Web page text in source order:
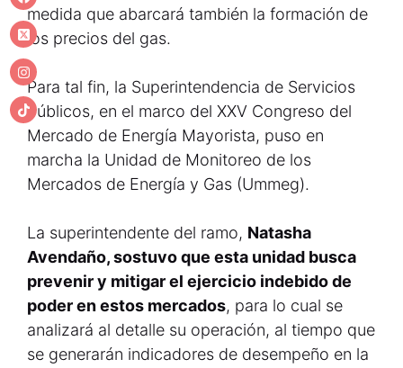
medida que abarcará también la formación de
los precios del gas.
Para tal fin, la Superintendencia de Servicios
Públicos, en el marco del XXV Congreso del
Mercado de Energía Mayorista, puso en
marcha la Unidad de Monitoreo de los
Mercados de Energía y Gas (Ummeg).
La superintendente del ramo, Natasha
Avendaño, sostuvo que esta unidad busca
prevenir y mitigar el ejercicio indebido de
poder en estos mercados, para lo cual se
analizará al detalle su operación, al tiempo que
se generarán indicadores de desempeño en la